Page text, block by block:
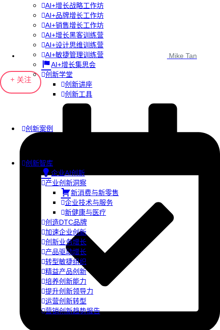
AI+增长战略工作坊
AI+品牌增长工作坊
AI+销售增长工作坊
AI+增长黑客训练营
AI+设计思维训练营
AI+敏捷管理训练营
AI+增长集思会
创新学堂
创新讲座
创新工具
创新案例
创新智库
企业AI创新
产业创新洞察
新消费与新零售
企业技术与服务
新健康与医疗
创造DTC品牌
加速企业创新
创新业务增长
产品驱动增长
转型敏捷组织
精益产品创新
培养创新能力
提升创新领导力
运营创新转型
营销创新趋势报告
Mike Tan
+ 关注